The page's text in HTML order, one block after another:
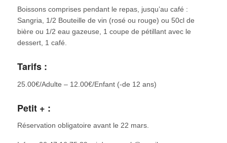
Boissons comprises pendant le repas, jusqu’au café :
Sangria, 1/2 Bouteille de vin (rosé ou rouge) ou 50cl de
bière ou 1/2 eau gazeuse, 1 coupe de pétillant avec le
dessert, 1 café.
Tarifs :
25.00€/Adulte – 12.00€/Enfant (-de 12 ans)
Petit + :
Réservation obligatoire avant le 22 mars.